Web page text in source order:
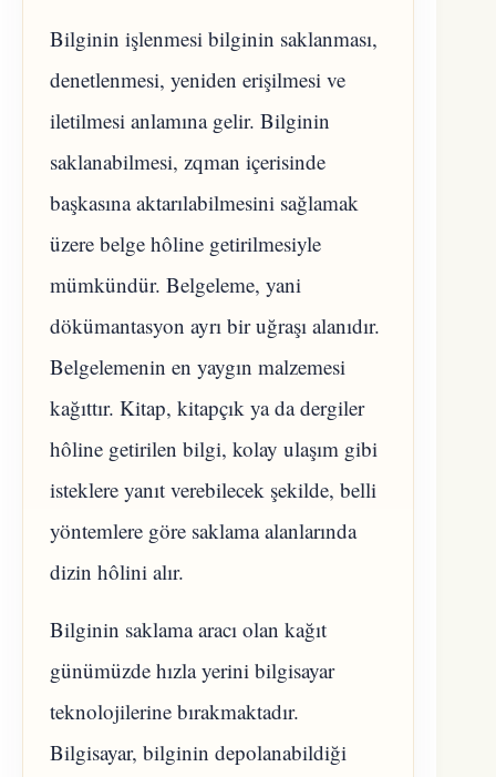
Bilginin işlenmesi bilginin saklanması,
denetlenmesi, yeniden erişilmesi ve
iletilmesi anlamına gelir. Bilginin
saklanabilmesi, zqman içerisinde
başkasına aktarılabilmesini sağlamak
üzere belge hôline getirilmesiyle
mümkündür. Belgeleme, yani
dökümantasyon ayrı bir uğraşı alanıdır.
Belgelemenin en yaygın malzemesi
kağıttır. Kitap, kitapçık ya da dergiler
hôline getirilen bilgi, kolay ulaşım gibi
isteklere yanıt verebilecek şekilde, belli
yöntemlere göre saklama alanlarında
dizin hôlini alır.
Bilginin saklama aracı olan kağıt
günümüzde hızla yerini bilgisayar
teknolojilerine bırakmaktadır.
Bilgisayar, bilginin depolanabildiği